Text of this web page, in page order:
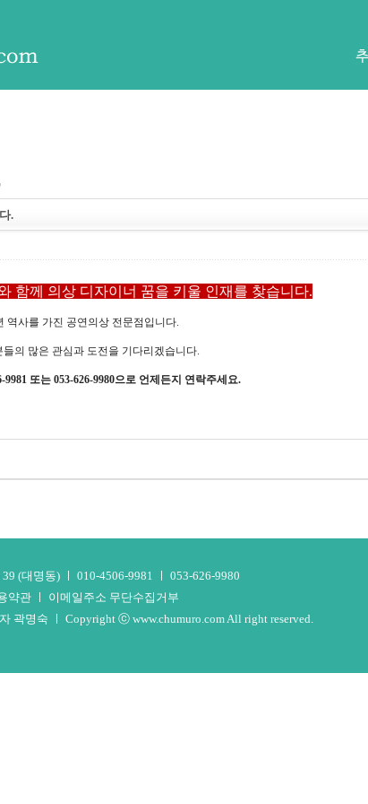
.
함께 의상 디자이너 꿈을 키울 인재를 찾습니다.
역사를 가진 공연의상 전문점입니다.
의 많은 관심과 도전을 기다리겠습니다.
9981 또는 053-626-9980으로 언제든지 연락주세요.
(대명동) ㅣ 010-4506-9981 ㅣ 053-626-9980
약관 ㅣ 이메일주소 무단수집거부
곽명숙 ㅣ Copyright ⓒ www.chumuro.com All right reserved.